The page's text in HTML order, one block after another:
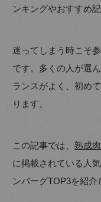
ンキングやおすすめ
迷ってしまう時こそ
です。多くの人が選
ランスがよく、初め
ります。
この記事では、熟成
に掲載されている人
ンバーグTOP3を紹介